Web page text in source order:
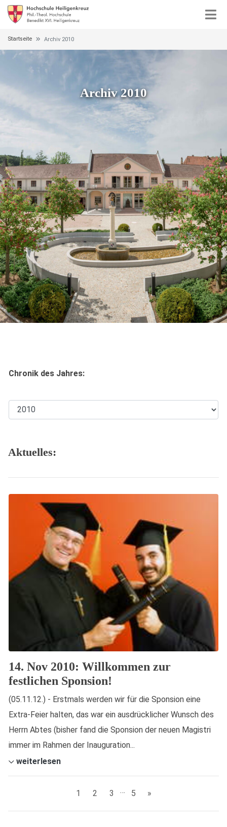
Startseite Archiv 2010
Archiv 2010
Chronik des Jahres:
Aktuelles:
14. Nov 2010: Willkommen zur
festlichen Sponsion!
(05.11.12.) - Erstmals werden wir für die Sponsion eine
Extra-Feier halten, das war ein ausdrücklicher Wunsch des
Herrn Abtes (bisher fand die Sponsion der neuen Magistri
immer im Rahmen der Inauguration...
weiterlesen
1 2 3 … 5 »